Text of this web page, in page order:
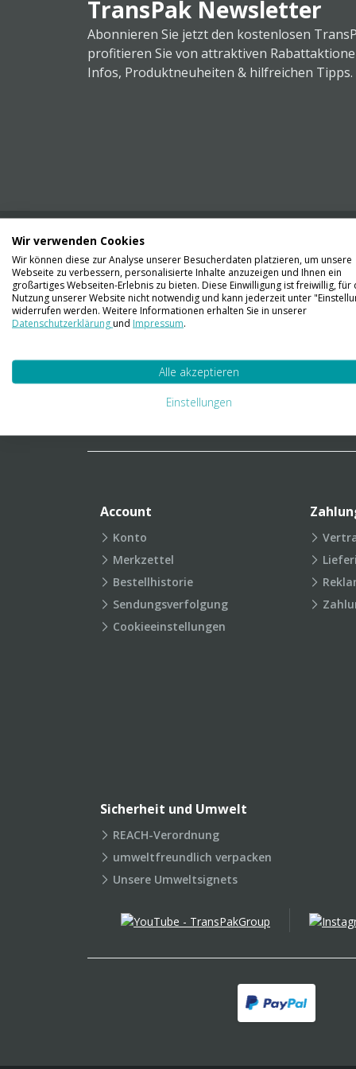
TransPak Newsletter
Abonnieren Sie jetzt den kostenlosen
profitieren Sie von attraktiven
Infos, Produktneuheiten & hilfreichen Tipps.
Kontaktieren Sie uns
061 711 73 56
Verpackungslexikon
FAQ
Account
Konto
Merkzettel
Bestellhistorie
Sendungsverfolgung
Cookieeinstellungen
Sicherheit und Umwelt
REACH-Verordnung
umweltfreundlich verpacken
Unsere Umweltsignets
Wir verwenden Cookies
Wir können diese zur Analyse unserer Besucherdaten platzieren, um unsere
Webseite zu verbessern, personalisierte Inhalte anzuzeigen und Ihnen ein
großartiges Webseiten-Erlebnis zu bieten. Diese Einwilligung ist freiwillig, für
Nutzung unserer Website nicht notwendig und kann jederzeit unter
widerrufen werden. Weitere Informationen erhalten Sie in unserer
Datenschutzerklärungund Impressum.
Alle akzeptieren
Einstellungen